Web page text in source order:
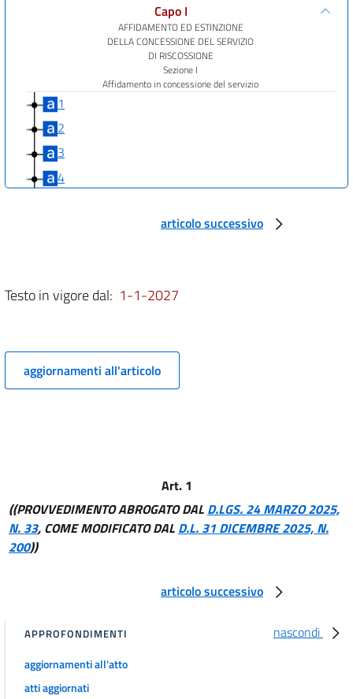
Capo I
AFFIDAMENTO ED ESTINZIONE
DELLA CONCESSIONE DEL SERVIZIO
DI RISCOSSIONE
Sezione I
Affidamento in concessione del servizio
1
2
3
4
Vigilanza sui concessionari
ed estinzione della concessione
7
9
10
13
14
17
articolo successivo
Testo in vigore dal: 1-1-2027
aggiornamenti all'articolo
Art. 1
((PROVVEDIMENTO ABROGATO DAL D.LGS. 24 MARZO 2025,
N. 33, COME MODIFICATO DAL D.L. 31 DICEMBRE 2025, N.
200))
articolo successivo
nascondi
APPROFONDIMENTI
aggiornamenti all'atto
atti aggiornati